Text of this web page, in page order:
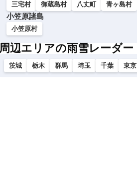
三宅村 御蔵島村 八丈町 青ヶ島村
小笠原諸島
小笠原村
周辺エリアの雨雪レーダー
茨城 栃木 群馬 埼玉 千葉 東京